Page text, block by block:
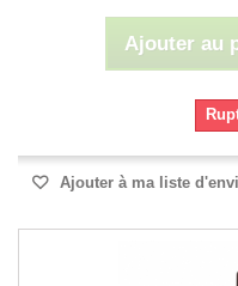
Ajouter au
Ajouter à ma liste